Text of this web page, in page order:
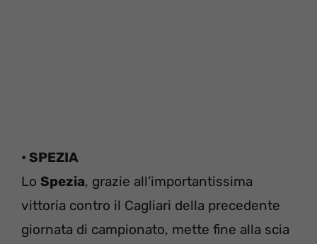
• SPEZIA
Lo Spezia, grazie all’importantissima
vittoria contro il Cagliari della precedente
giornata di campionato, mette fine alla scia